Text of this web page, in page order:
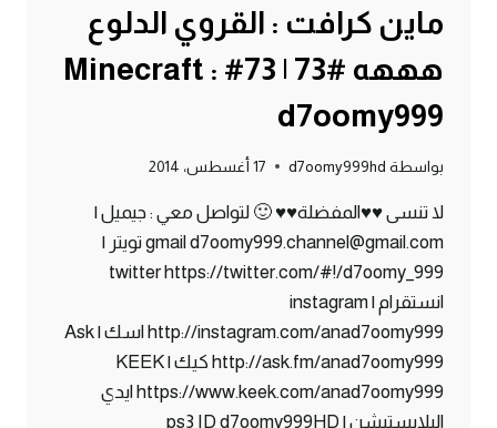
ماين كرافت : القروي الدلوع
هههه #73 | 73# Minecraft :
d7oomy999
بواسطة d7oomy999hd 17 أغسطس، 2014
لا تنسى ♥♥المفضلة♥♥ 🙂 لتواصل معي : جيميل |
gmail d7oomy999.channel@gmail.com تويتر |
twitter https://twitter.com/#!/d7oomy_999
انستقرام | instagram
http://instagram.com/anad7oomy999 اسك | Ask
http://ask.fm/anad7oomy999 كيك | KEEK
https://www.keek.com/anad7oomy999 ايدي
البلايستيشن | ps3 ID d7oomy999HD